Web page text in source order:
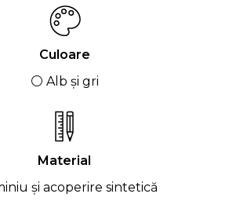
Culoare
⚪ Alb și gri
Material
și acoperire sintetică